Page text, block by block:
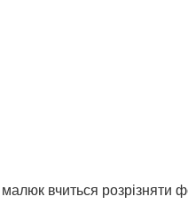
вчиться розрізняти